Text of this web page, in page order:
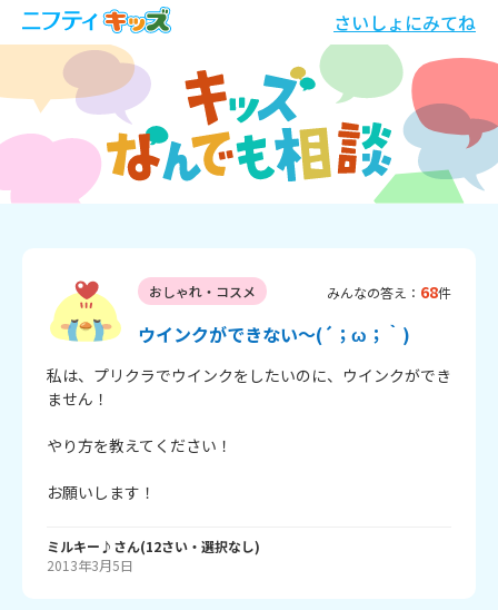
さいしょにみてね
おしゃれ・コスメ みんなの答え： 68件
ウインクができない～(´；ω；｀)
私は、プリクラでウインクをしたいのに、ウインクができ
ません！
やり方を教えてください！
お願いします！
ミルキー♪ さん(12さい・ 選択なし)
2013年3月5日